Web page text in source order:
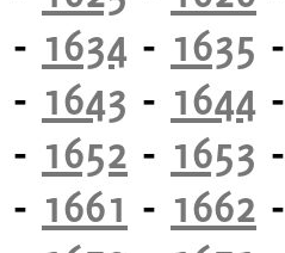
- 1634 - 1635
- 1643 - 1644
- 1652 - 1653
- 1661 - 1662